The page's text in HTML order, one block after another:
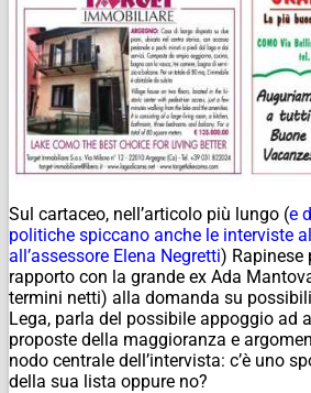
Sul cartaceo, nell’articolo più lungo (e
politiche spiccano anche le interviste
all’assessore Elena Negretti) Rapinese
rapporto con la grande ex Ada
termini netti) alla domanda su
Lega, parla del possibile appoggio ad
proposte della maggioranza e
nodo centrale dell’intervista: c’è uno
della sua lista oppure no?